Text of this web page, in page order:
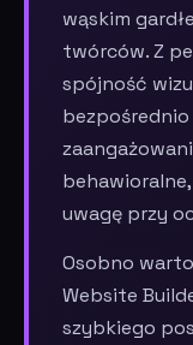
wąskim
twórców. Z
spójność
bezpośrednio
uwagę przy
Osobno
Website
szybkiego